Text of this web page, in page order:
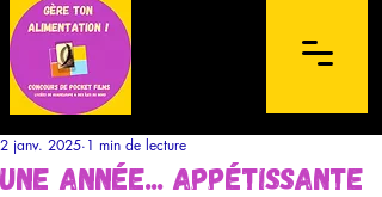
Une année... appétissante
2 janv. 2025 1 min de lecture